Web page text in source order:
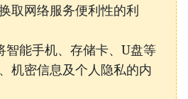
取网络服务便利性的利
智能手机、存储卡、U盘等
机密信息及个人隐私的内